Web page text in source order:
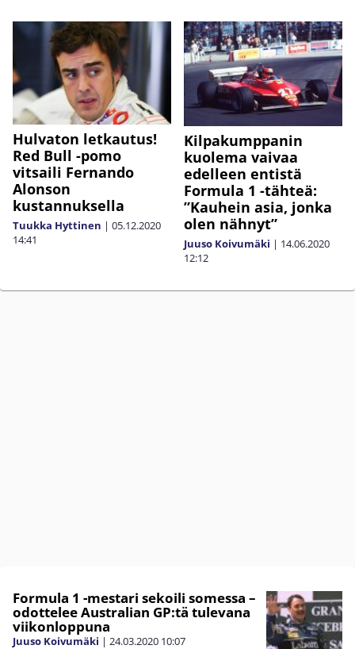
Hulvaton letkautus!
Red Bull -pomo
vitsaili Fernando
Alonson
kustannuksella
Tuukka Hyttinen | 05.12.2020
14:41
Kilpakumppanin
kuolema vaivaa
edelleen entistä
Formula 1 -tähteä:
”Kauhein asia, jonka
olen nähnyt”
Juuso Koivumäki | 14.06.2020
12:12
Formula 1 -mestari sekoili somessa –
odottelee Australian GP:tä tulevana
viikonloppuna
Juuso Koivumäki | 24.03.2020 10:07